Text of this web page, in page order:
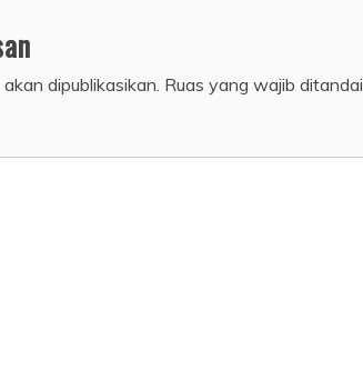
dipublikasikan. Ruas yang wajib ditandai